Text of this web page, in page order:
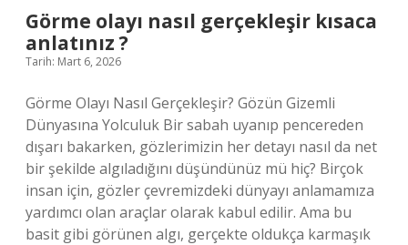
Görme olayı nasıl gerçekleşir kısaca
anlatınız ?
Tarih: Mart 6, 2026
Görme Olayı Nasıl Gerçekleşir? Gözün Gizemli
Dünyasına Yolculuk Bir sabah uyanıp pencereden
dışarı bakarken, gözlerimizin her detayı nasıl da net
bir şekilde algıladığını düşündünüz mü hiç? Birçok
insan için, gözler çevremizdeki dünyayı anlamamıza
yardımcı olan araçlar olarak kabul edilir. Ama bu
basit gibi görünen algı, gerçekte oldukça karmaşık